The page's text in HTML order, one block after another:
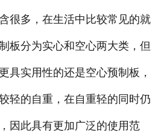
成功案例
联系我们
很多，在生活中比较常见的就
板分为实心和空心两大类，但
具实用性的还是空心预制板，
轻的自重，在自重轻的同时仍
因此具有更加广泛的使用范